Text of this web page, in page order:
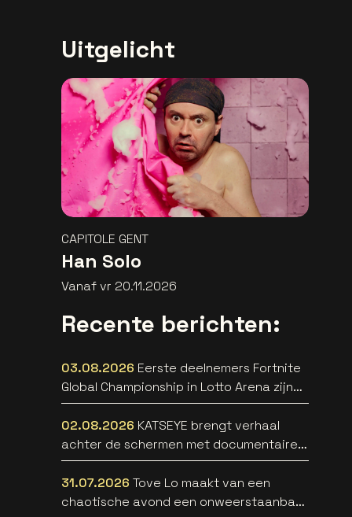
Uitgelicht
CAPITOLE GENT
Han Solo
Vanaf vr 20.11.2026
Recente berichten:
03.08.2026 Eerste deelnemers Fortnite
Global Championship in Lotto Arena zijn
bekend
02.08.2026 KATSEYE brengt verhaal
achter de schermen met documentaire
WILD HEARTS [trailer]
31.07.2026 Tove Lo maakt van een
chaotische avond een onweerstaanbare